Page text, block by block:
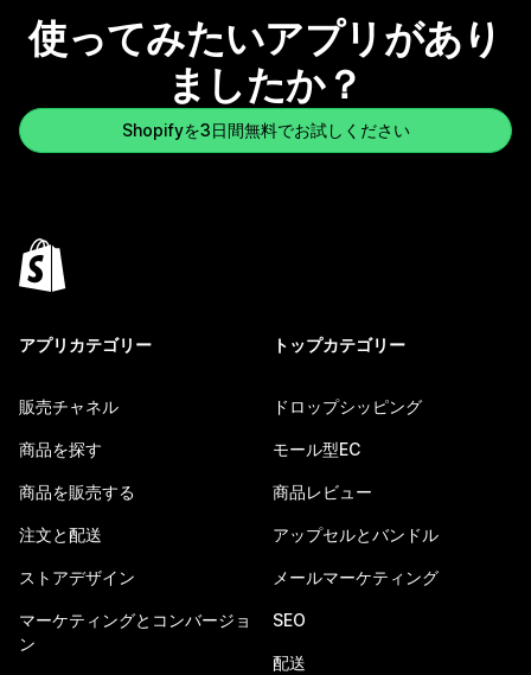
使ってみたいアプリがあり
ましたか？
Shopifyを3日間無料でお試しください
アプリカテゴリー
販売チャネル
商品を探す
商品を販売する
注文と配送
ストアデザイン
マーケティングとコンバージョ
ン
トップカテゴリー
ドロップシッピング
モール型EC
商品レビュー
アップセルとバンドル
メールマーケティング
SEO
配送